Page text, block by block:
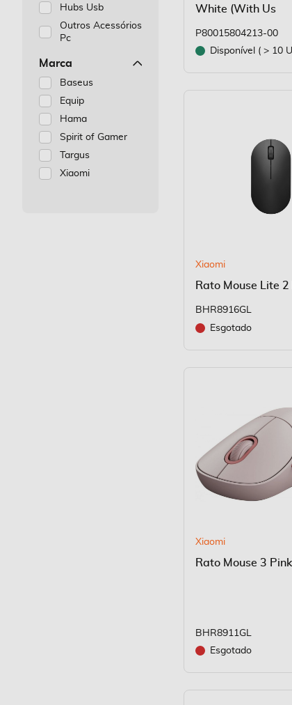
White (With Us
P80015804213-00
Disponível ( > 10
Xiaomi
Rato Mouse Lite
BHR8916GL
Esgotado
Xiaomi
Rato Mouse 3 Pink
BHR8911GL
Esgotado
Hubs Usb
Outros Acessórios
Pc
Marca
Baseus
Equip
Hama
Spirit of Gamer
Targus
Xiaomi